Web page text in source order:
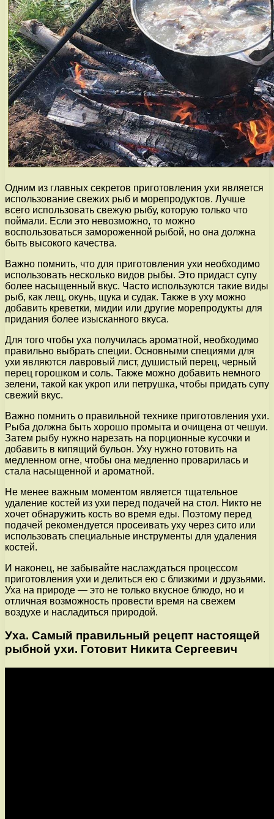
Одним из главных секретов приготовления ухи является
использование свежих рыб и морепродуктов. Лучше
всего использовать свежую рыбу, которую только что
поймали. Если это невозможно, то можно
воспользоваться замороженной рыбой, но она должна
быть высокого качества.
Важно помнить, что для приготовления ухи необходимо
использовать несколько видов рыбы. Это придаст супу
более насыщенный вкус. Часто используются такие виды
рыб, как лещ, окунь, щука и судак. Также в уху можно
добавить креветки, мидии или другие морепродукты для
придания более изысканного вкуса.
Для того чтобы уха получилась ароматной, необходимо
правильно выбрать специи. Основными специями для
ухи являются лавровый лист, душистый перец, черный
перец горошком и соль. Также можно добавить немного
зелени, такой как укроп или петрушка, чтобы придать супу
свежий вкус.
Важно помнить о правильной технике приготовления ухи.
Рыба должна быть хорошо промыта и очищена от чешуи.
Затем рыбу нужно нарезать на порционные кусочки и
добавить в кипящий бульон. Уху нужно готовить на
медленном огне, чтобы она медленно проварилась и
стала насыщенной и ароматной.
Не менее важным моментом является тщательное
удаление костей из ухи перед подачей на стол. Никто не
хочет обнаружить кость во время еды. Поэтому перед
подачей рекомендуется просеивать уху через сито или
использовать специальные инструменты для удаления
костей.
И наконец, не забывайте наслаждаться процессом
приготовления ухи и делиться ею с близкими и друзьями.
Уха на природе — это не только вкусное блюдо, но и
отличная возможность провести время на свежем
воздухе и насладиться природой.
Уха. Самый правильный рецепт настоящей
рыбной ухи. Готовит Никита Сергеевич